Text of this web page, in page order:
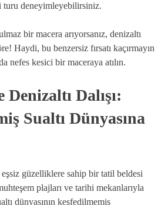
turu deneyimleyebilirsiniz.
bir macera arıyorsanız, denizaltı
Haydi, bu benzersiz fırsatı kaçırmayın
nefes kesici bir maceraya atılın.
Dalışı:
Sualtı Dünyasına
güzelliklere sahip bir tatil beldesi
plajları ve tarihi mekanlarıyla
dünyasının keşfedilmemiş